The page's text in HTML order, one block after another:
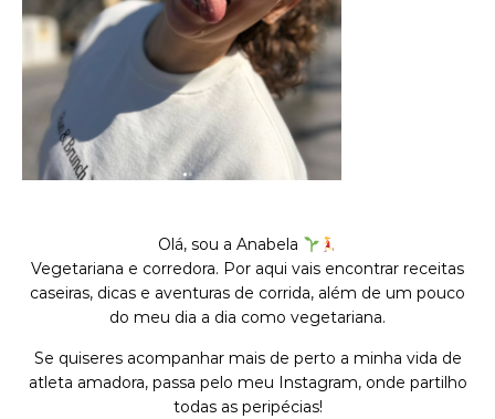
Olá, sou a Anabela
Vegetariana e corredora. Por aqui vais encontrar receitas
caseiras, dicas e aventuras de corrida, além de um pouco
do meu dia a dia como vegetariana.
Se quiseres acompanhar mais de perto a minha vida de
atleta amadora, passa pelo meu Instagram, onde partilho
todas as peripécias!